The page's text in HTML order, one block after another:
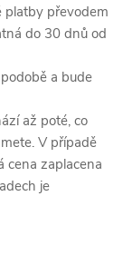
platby převodem
do 30 dnů od
a bude
až poté, co
V případě
cena zaplacena
je